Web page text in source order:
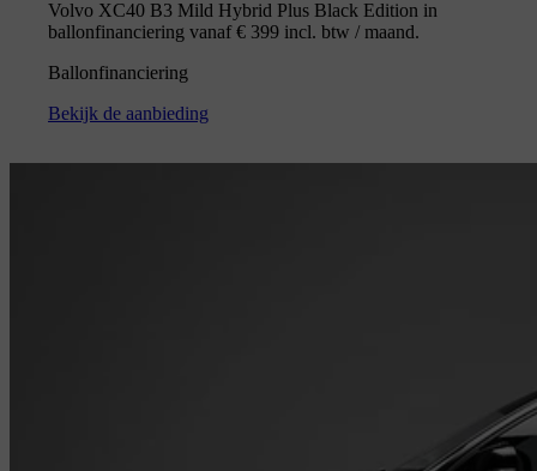
Volvo XC40 B3 Mild Hybrid Plus Black Edition in
ballonfinanciering vanaf € 399 incl. btw / maand.
Ballonfinanciering
Bekijk de aanbieding